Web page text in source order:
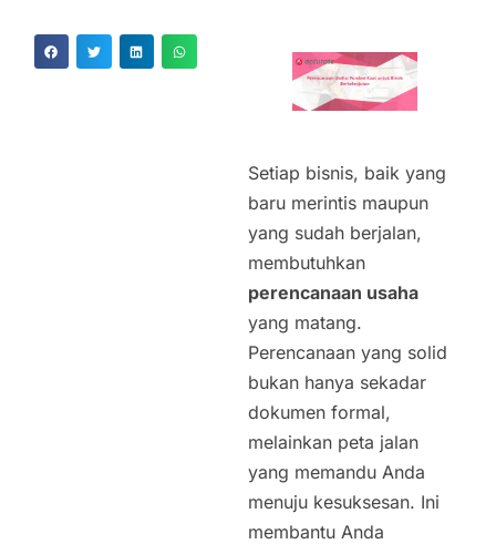
Setiap bisnis, baik yang
baru merintis maupun
yang sudah berjalan,
membutuhkan
perencanaan usaha
yang matang.
Perencanaan yang solid
bukan hanya sekadar
dokumen formal,
melainkan peta jalan
yang memandu Anda
menuju kesuksesan. Ini
membantu Anda